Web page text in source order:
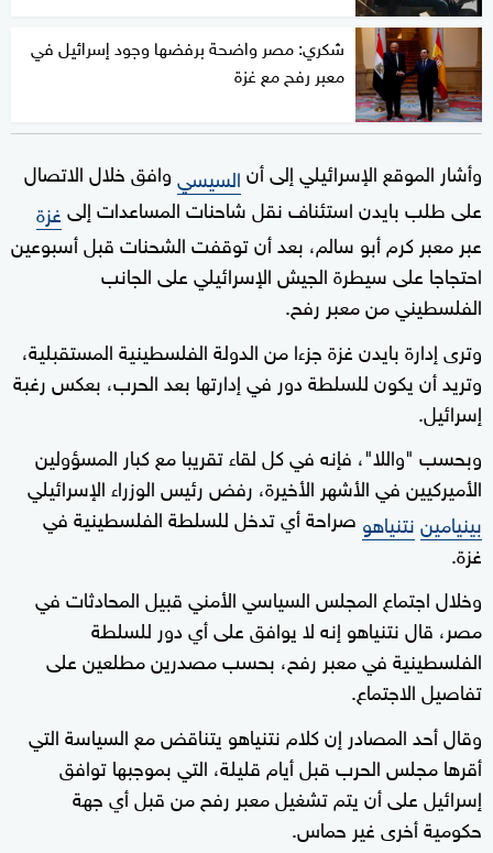
شكري: مصر واضحة برفضها وجود إسرائيل في
معبر رفح مع غزة
وأشار الموقع الإسرائيلي إلى أنالسيسيوافق خلال الاتصال
على طلب بايدن استئناف نقل شاحنات المساعدات إلىغزة
عبر معبر كرم أبو سالم، بعد أن توقفت الشحنات قبل أسبوعين
احتجاجا على سيطرة الجيش الإسرائيلي على الجانب
الفلسطيني من معبر رفح.
وترى إدارة بايدن غزة جزءا من الدولة الفلسطينية المستقبلية،
وتريد أن يكون للسلطة دور في إدارتها بعد الحرب، بعكس رغبة
إسرائيل.
وبحسب "واللا"، فإنه في كل لقاء تقريبا مع كبار المسؤولين
الأميركيين في الأشهر الأخيرة، رفض رئيس الوزراء الإسرائيلي
بينياميننتنياهو صراحة أي تدخل للسلطة الفلسطينية في
غزة.
وخلال اجتماع المجلس السياسي الأمني قبيل المحادثات في
مصر، قال نتنياهو إنه لا يوافق على أي دور للسلطة
الفلسطينية في معبر رفح، بحسب مصدرين مطلعين على
تفاصيل الاجتماع.
وقال أحد المصادر إن كلام نتنياهو يتناقض مع السياسة التي
أقرها مجلس الحرب قبل أيام قليلة، التي بموجبها توافق
إسرائيل على أن يتم تشغيل معبر رفح من قبل أي جهة
حكومية أخرى غير حماس.